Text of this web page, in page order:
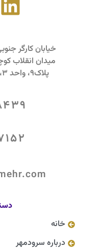
خیابان کارگر
میدان انقلاب
پلاک9، واحد 3، طبقه اول
خانه
درباره سرودمهر